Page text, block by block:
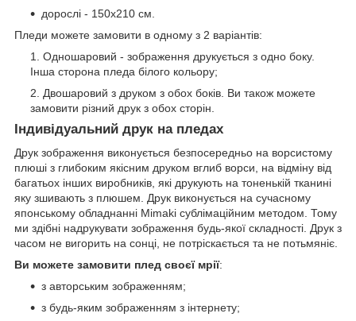
дорослі - 150х210 см.
Пледи можете замовити в одному з 2 варіантів:
Одношаровий - зображення друкується з одно боку.
Інша сторона пледа білого кольору;
Двошаровий з друком з обох боків. Ви також можете
замовити різний друк з обох сторін.
Індивідуальний друк на пледах
Друк зображення виконується безпосередньо на ворсистому
плюші з глибоким якісним друком вглиб ворси, на відміну від
багатьох інших виробників, які друкують на тоненькій тканині
яку зшивають з плюшем. Друк виконується на сучасному
японському обладнанні Mimaki сублімаційним методом. Тому
ми здібні надрукувати зображення будь-якої складності. Друк з
часом не вигорить на сонці, не потріскається та не потьмяніє.
Ви можете замовити плед своєї мрії:
з авторським зображенням;
з будь-яким зображенням з інтернету;